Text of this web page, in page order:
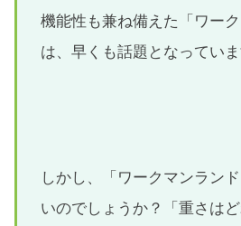
機能性も兼ね備えた「ワーク
は、早くも話題となっていま
しかし、「ワークマンラン
いのでしょうか？「重さは